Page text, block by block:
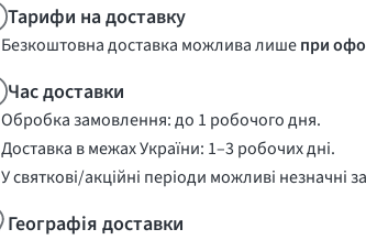
Тарифи на доставку
Безкоштовна доставка можлива лишепри
Час доставки
Обробка замовлення: до 1 робочого дня.
Доставка в межах України: 1–3 робочих дні.
У святкові/акційні періоди можливі незначні
Географія доставки